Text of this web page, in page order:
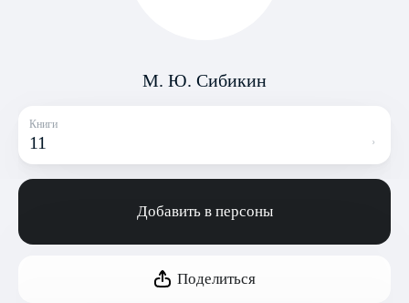
М. Ю. Сибикин
Книги
11
Добавить в персоны
Поделиться